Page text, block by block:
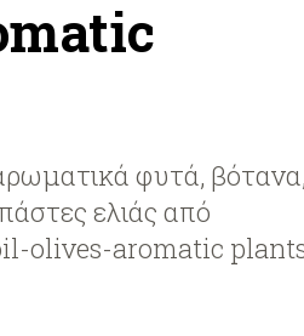
φυτά, βότανα,
ελιάς από
olives-aromatic